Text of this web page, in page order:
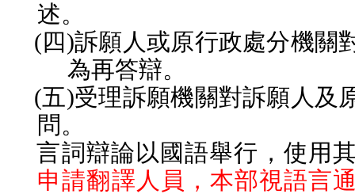
述。
(四)訴願人或原行政處分機關
為再答辯。
(五)受理訴願機關對訴願人及
問。
言詞辯論以國語舉行，使用
申請翻譯人員，本部視語言